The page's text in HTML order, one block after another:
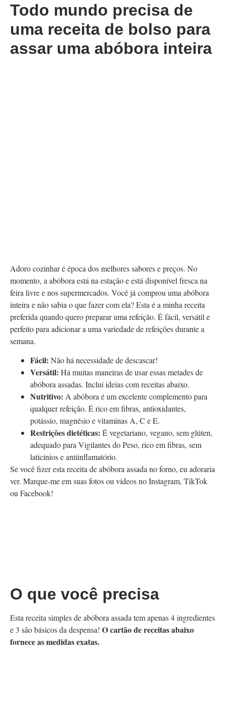
Todo mundo precisa de
uma receita de bolso para
assar uma abóbora inteira
Adoro cozinhar é época dos melhores sabores e preços. No
momento, a abóbora está na estação e está disponível fresca na
feira livre e nos supermercados. Você já comprou uma abóbora
inteira e não sabia o que fazer com ela? Esta é a minha receita
preferida quando quero preparar uma refeição. É fácil, versátil e
perfeito para adicionar a uma variedade de refeições durante a
semana.
Fácil: Não há necessidade de descascar!
Versátil: Há muitas maneiras de usar essas metades de
abóbora assadas. Incluí ideias com receitas abaixo.
Nutritivo: A abóbora é um excelente complemento para
qualquer refeição. É rico em fibras, antioxidantes,
potássio, magnésio e vitaminas A, C e E.
Restrições dietéticas: É vegetariano, vegano, sem glúten,
adequado para Vigilantes do Peso, rico em fibras, sem
laticínios e antiinflamatório.
Se você fizer esta receita de abóbora assada no forno, eu adoraria
ver. Marque-me em suas fotos ou vídeos no Instagram, TikTok
ou Facebook!
O que você precisa
Esta receita simples de abóbora assada tem apenas 4 ingredientes
e 3 são básicos da despensa! O cartão de receitas abaixo
fornece as medidas exatas.